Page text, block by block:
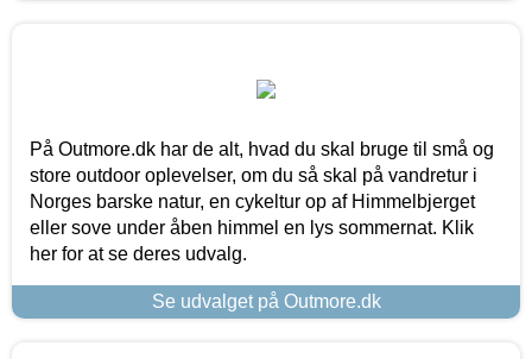
På Outmore.dk har de alt, hvad du skal bruge til små og
store outdoor oplevelser, om du så skal på vandretur i
Norges barske natur, en cykeltur op af Himmelbjerget
eller sove under åben himmel en lys sommernat. Klik
her for at se deres udvalg.
Se udvalget på Outmore.dk